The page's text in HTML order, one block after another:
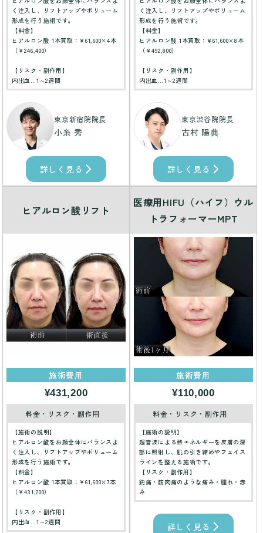
く注入し、リフトアップやボリューム
形成を行う施術です。
【料金】
ヒアルロン酸 1本買取：¥61,600×4本
（￥246,400）
【リスク・副作用】
内出血…1～2週間
東京新宿院院長
小糸 秀
詳しく見る
く注入し、リフトアップやボリューム
形成を行う施術です。
【料金】
ヒアルロン酸 1本買取：¥61,600×8本
（￥492,800）
【リスク・副作用】
内出血…1～2週間
東京渋谷院院長
古村 陽典
詳しく見る
ヒアルロン酸リフト
施術費用
¥431,200
料金・リスク・副作用
【施術の説明】
ヒアルロン酸をお顔全体にバランスよ
く注入し、リフトアップやボリューム
形成を行う施術です。
【料金】
ヒアルロン酸 1本買取：¥61,600×7本
（￥431,200）
【リスク・副作用】
内出血…1～2週間
医療用HIFU（ハイフ）ウル
トラフォーマーMPT
施術費用
¥110,000
料金・リスク・副作用
【施術の説明】
超音波による熱エネルギーを皮膚の深
部に照射し、肌の引き締めやフェイス
ラインを整える施術です。
【リスク・副作用】
鈍痛・筋肉痛のような痛み・腫れ・赤
み
詳しく見る